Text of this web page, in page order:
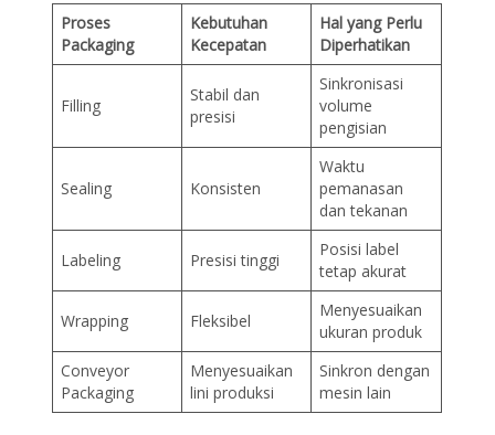
Proses
Packaging
Kebutuhan
Kecepatan
Hal yang Perlu
Diperhatikan
Filling
Stabil dan
presisi
Sinkronisasi
volume
pengisian
Sealing Konsisten
Waktu
pemanasan
dan tekanan
Labeling Presisi tinggi
Posisi label
tetap akurat
Wrapping Fleksibel
Menyesuaikan
ukuran produk
Conveyor
Packaging
Menyesuaikan
lini produksi
Sinkron dengan
mesin lain